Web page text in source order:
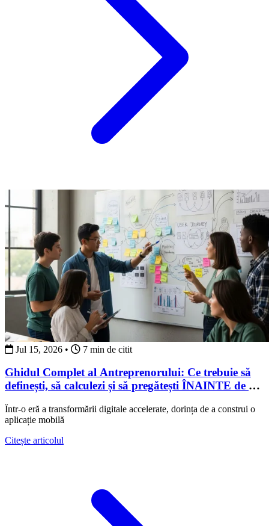
Jul 15, 2026 • 7 min de citit
Ghidul Complet al Antreprenorului: Ce trebuie să
definești, să calculezi și să pregătești ÎNAINTE de a
Într-o eră a transformării digitale accelerate, dorința de a construi o
aplicație mobilă
Citește articolul